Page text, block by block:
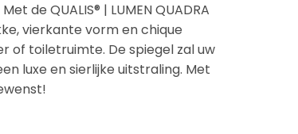
de QUALIS® | LUMEN QUADRA
vierkante vorm en chique
of toiletruimte. De spiegel zal uw
luxe en sierlijke uitstraling. Met